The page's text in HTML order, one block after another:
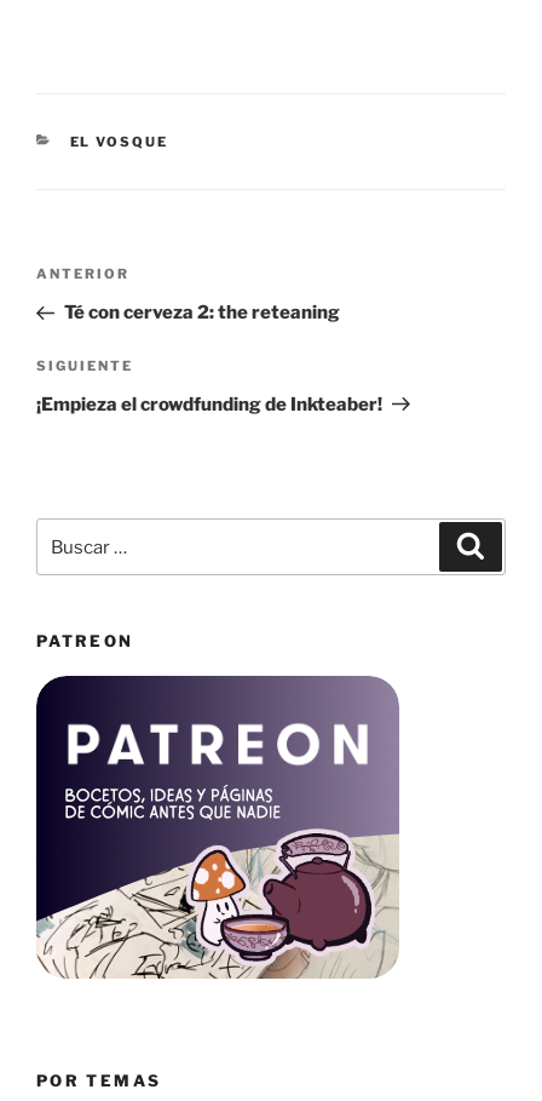
CATEGORÍAS
EL VOSQUE
Navegación
entradas
Entrada
anterior:
ANTERIOR
Té con cerveza 2: the reteaning
Siguiente
entrada
SIGUIENTE
¡Empieza el crowdfunding de Inkteaber!
por:
PATREON
POR TEMAS